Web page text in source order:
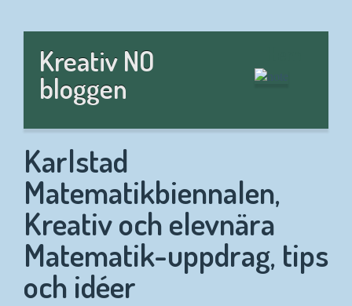
Kreativ NO
bloggen
Karlstad
Matematikbiennalen,
Kreativ och elevnära
Matematik-uppdrag, tips
och idéer